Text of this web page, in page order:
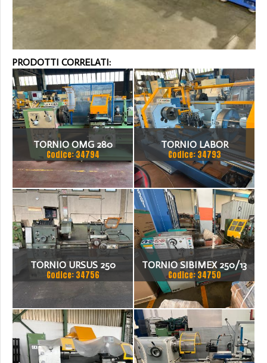
PRODOTTI CORRELATI:
TORNIO OMG 280
Codice: 34794
TORNIO LABOR
Codice: 34793
TORNIO URSUS 250
Codice: 34756
TORNIO SIBIMEX 250/13
Codice: 34750